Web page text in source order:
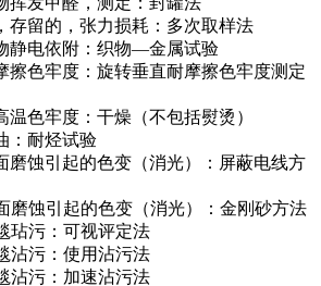
存留的，张力损耗：多次取样法
静电依附：织物—金属试验
擦色牢度：旋转垂直耐摩擦色牢度测定
温色牢度：干燥（不包括熨烫）
：耐烃试验
磨蚀引起的色变（消光）：屏蔽电线方
磨蚀引起的色变（消光）：金刚砂方法
玷污：可视评定法
沾污：使用沾污法
沾污：加速沾污法